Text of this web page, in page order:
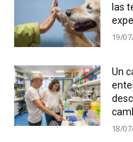
las
19/
Un
18/